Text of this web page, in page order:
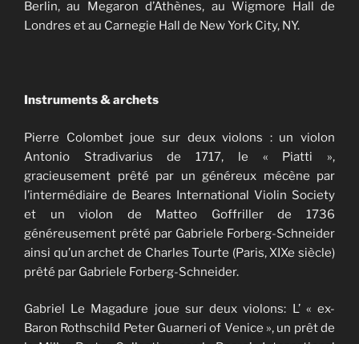
Berlin, au Megaron d’Athènes, au Wigmore Hall de
Londres et au Carnegie Hall de New York City, NY.
Instruments & archets
​Pierre Colombet joue sur deux violons : un violon
Antonio Stradivarius de 1717, le « Piatti »,
gracieusement prêté par un généreux mécène par
l’intermédiaire de Beares International Violin Society
et un violon de Matteo Goffriller de 1736
généreusement prêté par Gabriele Forberg-Schneider
ainsi qu’un archet de Charles Tourte (Paris, XIXe siècle)
prêté par Gabriele Forberg-Schneider.
Gabriel Le Magadure joue sur deux violons: L’ « ex-
Baron Rothschild Peter Guarneri of Venice », un prêt de